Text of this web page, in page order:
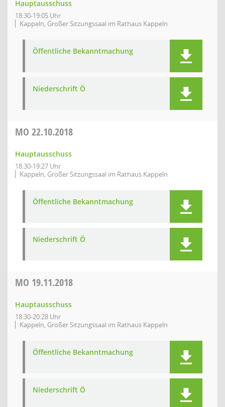
Hauptausschuss
18:30-19:05 Uhr
Kappeln, Großer Sitzungssaal im Rathaus Kappeln
Öffentliche Bekanntmachung
Niederschrift Ö
MO 22.10.2018
Hauptausschuss
18:30-19:27 Uhr
Kappeln, Großer Sitzungssaal im Rathaus Kappeln
Öffentliche Bekanntmachung
Niederschrift Ö
MO 19.11.2018
Hauptausschuss
18:30-20:28 Uhr
Kappeln, Großer Sitzungssaal im Rathaus Kappeln
Öffentliche Bekanntmachung
Niederschrift Ö